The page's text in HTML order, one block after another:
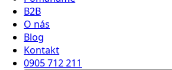
B2B
O nás
Blog
Kontakt
0905 712 211